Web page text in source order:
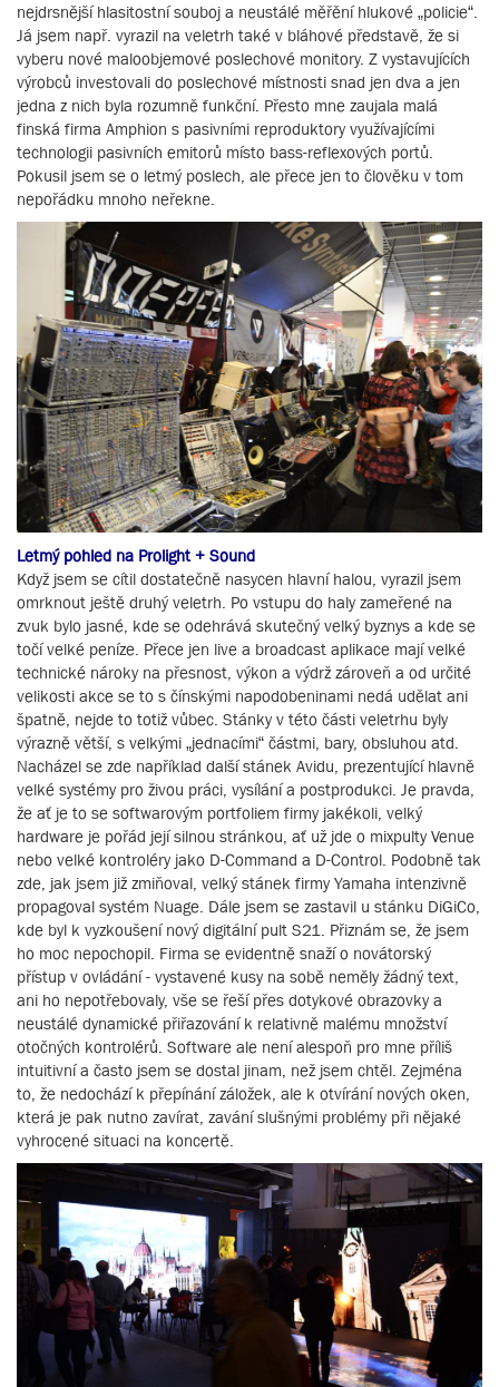
nejdrsnější hlasitostní souboj a neustálé měřění hlukové „policie“.
Já jsem např. vyrazil na veletrh také v bláhové představě, že si
vyberu nové maloobjemové poslechové monitory. Z vystavujících
výrobců investovali do poslechové místnosti snad jen dva a jen
jedna z nich byla rozumně funkční. Přesto mne zaujala malá
finská firma Amphion s pasivními reproduktory využívajícími
technologii pasivních emitorů místo bass-reflexových portů.
Pokusil jsem se o letmý poslech, ale přece jen to člověku v tom
nepořádku mnoho neřekne.
Letmý pohled na Prolight + Sound
Když jsem se cítil dostatečně nasycen hlavní halou, vyrazil jsem
omrknout ještě druhý veletrh. Po vstupu do haly zameřené na
zvuk bylo jasné, kde se odehrává skutečný velký byznys a kde se
točí velké peníze. Přece jen live a broadcast aplikace mají velké
technické nároky na přesnost, výkon a výdrž zároveň a od určité
velikosti akce se to s čínskými napodobeninami nedá udělat ani
špatně, nejde to totiž vůbec. Stánky v této části veletrhu byly
výrazně větší, s velkými „jednacími“ částmi, bary, obsluhou atd.
Nacházel se zde například další stánek Avidu, prezentující hlavně
velké systémy pro živou práci, vysílání a postprodukci. Je pravda,
že ať je to se softwarovým portfoliem firmy jakékoli, velký
hardware je pořád její silnou stránkou, ať už jde o mixpulty Venue
nebo velké kontroléry jako D-Command a D-Control. Podobně tak
zde, jak jsem již zmiňoval, velký stánek firmy Yamaha intenzivně
propagoval systém Nuage. Dále jsem se zastavil u stánku DiGiCo,
kde byl k vyzkoušení nový digitální pult S21. Přiznám se, že jsem
ho moc nepochopil. Firma se evidentně snaží o novátorský
přístup v ovládání - vystavené kusy na sobě neměly žádný text,
ani ho nepotřebovaly, vše se řeší přes dotykové obrazovky a
neustálé dynamické přiřazování k relativně malému množství
otočných kontrolérů. Software ale není alespoň pro mne příliš
intuitivní a často jsem se dostal jinam, než jsem chtěl. Zejména
to, že nedochází k přepínání záložek, ale k otvírání nových oken,
která je pak nutno zavírat, zavání slušnými problémy při nějaké
vyhrocené situaci na koncertě.